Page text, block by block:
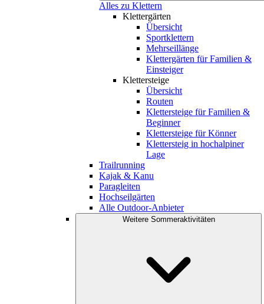
Alles zu Klettern
Klettergärten
Übersicht
Sportklettern
Mehrseillänge
Klettergärten für Familien &
Einsteiger
Klettersteige
Übersicht
Routen
Klettersteige für Familien &
Beginner
Klettersteige für Könner
Klettersteig in hochalpiner
Lage
Trailrunning
Kajak & Kanu
Paragleiten
Hochseilgärten
Alle Outdoor-Anbieter
Weitere Sommeraktivitäten